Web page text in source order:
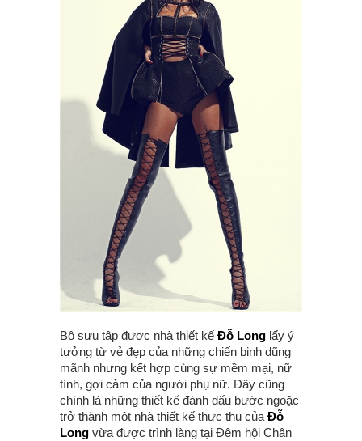
Bộ sưu tập được nhà thiết kế Đỗ Long lấy ý
tưởng từ vẻ đẹp của những chiến binh dũng
mãnh nhưng kết hợp cùng sự mềm mại, nữ
tính, gợi cảm của người phụ nữ. Đây cũng
chính là những thiết kế đánh dấu bước ngoặc
trở thành một nhà thiết kế thực thụ của Đỗ
Long vừa được trình làng tại Đêm hội Chân